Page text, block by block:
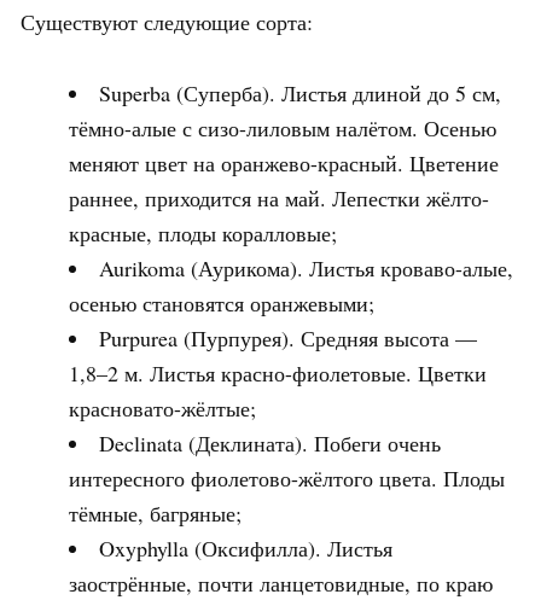
Существуют следующие сорта:
Superba (Суперба). Листья длиной до 5 см,
тёмно-алые с сизо-лиловым налётом. Осенью
меняют цвет на оранжево-красный. Цветение
раннее, приходится на май. Лепестки жёлто-
красные, плоды коралловые;
Aurikoma (Аурикома). Листья кроваво-алые,
осенью становятся оранжевыми;
Purpurea (Пурпурея). Средняя высота —
1,8–2 м. Листья красно-фиолетовые. Цветки
красновато-жёлтые;
Declinata (Деклината). Побеги очень
интересного фиолетово-жёлтого цвета. Плоды
тёмные, багряные;
Oxyphylla (Оксифилла). Листья
заострённые, почти ланцетовидные, по краю